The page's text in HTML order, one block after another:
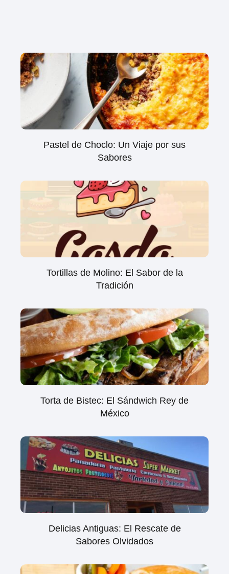
Pastel de Choclo: Un Viaje por sus
Sabores
Tortillas de Molino: El Sabor de la
Tradición
Torta de Bistec: El Sándwich Rey de
México
Delicias Antiguas: El Rescate de
Sabores Olvidados